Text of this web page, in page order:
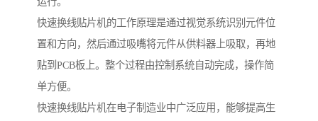
快速换线贴片机的工作原理是通过视觉系统识别元件位
置和方向，然后通过吸嘴将元件从供料器上吸取，再地
贴到PCB板上。整个过程由控制系统自动完成，操作简
单方便。
快速换线贴片机在电子制造业中广泛应用，能够提高生